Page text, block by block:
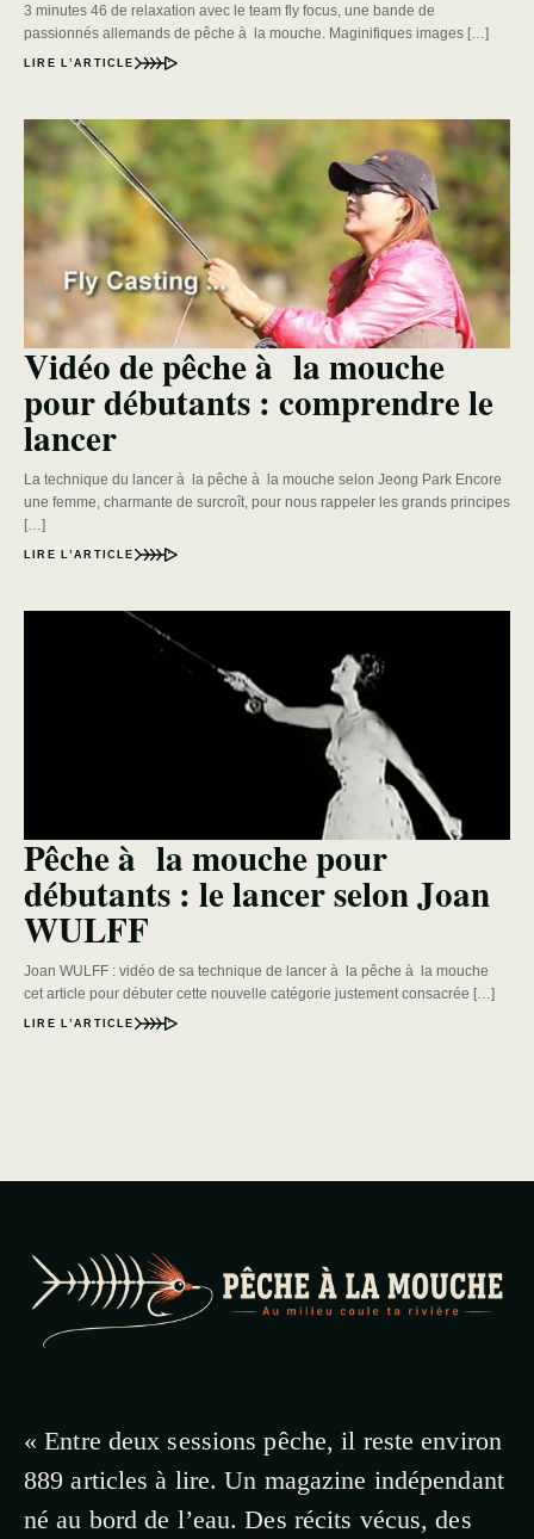
3 minutes 46 de relaxation avec le team fly focus, une bande de
passionnés allemands de pêche à la mouche. Maginifiques images […]
LIRE L’ARTICLE
Vidéo de pêche à la mouche
pour débutants : comprendre le
lancer
La technique du lancer à la pêche à la mouche selon Jeong Park Encore
une femme, charmante de surcroît, pour nous rappeler les grands principes
[…]
LIRE L’ARTICLE
Pêche à la mouche pour
débutants : le lancer selon Joan
WULFF
Joan WULFF : vidéo de sa technique de lancer à la pêche à la mouche
cet article pour débuter cette nouvelle catégorie justement consacrée […]
LIRE L’ARTICLE
« Entre deux sessions pêche, il reste environ
889 articles à lire. Un magazine indépendant
né au bord de l’eau. Des récits vécus, des